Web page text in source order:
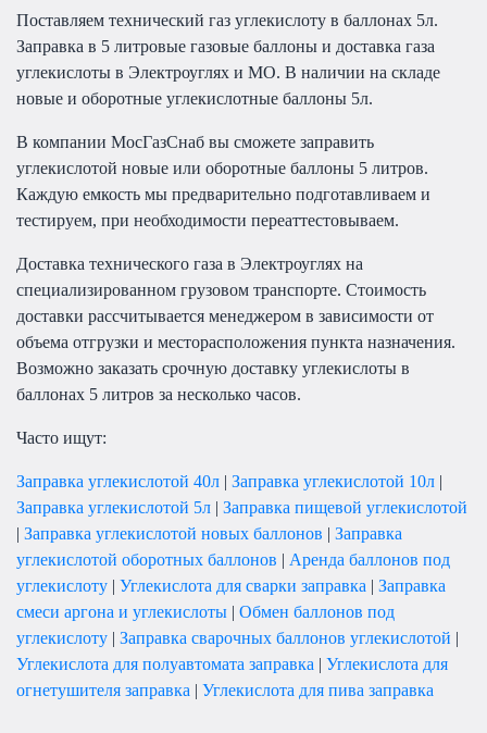
Поставляем технический газ углекислоту в баллонах 5л.
Заправка в 5 литровые газовые баллоны и доставка газа
углекислоты в Электроуглях и МО. В наличии на складе
новые и оборотные углекислотные баллоны 5л.
В компании МосГазСнаб вы сможете заправить
углекислотой новые или оборотные баллоны 5 литров.
Каждую емкость мы предварительно подготавливаем и
тестируем, при необходимости переаттестовываем.
Доставка технического газа в Электроуглях на
специализированном грузовом транспорте. Стоимость
доставки рассчитывается менеджером в зависимости от
объема отгрузки и месторасположения пункта назначения.
Возможно заказать срочную доставку углекислоты в
баллонах 5 литров за несколько часов.
Часто ищут:
Заправка углекислотой 40л | Заправка углекислотой 10л |
Заправка углекислотой 5л | Заправка пищевой углекислотой
| Заправка углекислотой новых баллонов | Заправка
углекислотой оборотных баллонов | Аренда баллонов под
углекислоту | Углекислота для сварки заправка | Заправка
смеси аргона и углекислоты | Обмен баллонов под
углекислоту | Заправка сварочных баллонов углекислотой |
Углекислота для полуавтомата заправка | Углекислота для
огнетушителя заправка | Углекислота для пива заправка